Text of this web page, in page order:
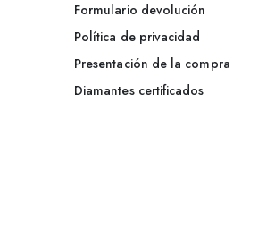
Formulario devolución
Política de privacidad
Presentación de la compra
Diamantes certificados